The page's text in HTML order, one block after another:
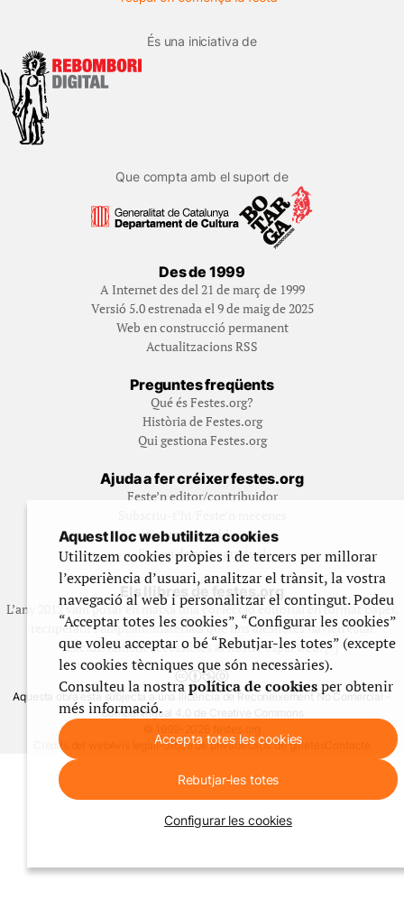
És una iniciativa de
Que compta amb el suport de
Des de 1999
A Internet des del 21 de març de 1999
Versió 5.0 estrenada el 9 de maig de 2025
Web en construcció permanent
Actualitzacions RSS
Preguntes freqüents
Qué és Festes.org?
Història de Festes.org
Qui gestiona Festes.org
Ajuda a fer créixer festes.org
Feste’n editor/contribuidor
Contracta publicitat
Fes un donatiu puntual
Els llibres de festes.org
L’any 2012 vam posar en marxa una col·lecció editorial en format paper,
recuperant i ampliant materials que fins aleshores havien estat
exclusivament accessibles al nostre espai web. [+]
Aquesta obra està subjecta a una llicència de Reconeixement No Comercial -
CompartirIgual 4.0 de Creative Commons
Crèdits del web
Avís legalPolítica de privadesaÚs de galetes
Aquest lloc web utilitza cookies
Utilitzem cookies pròpies i de tercers per millorar
l’experiència d’usuari, analitzar el trànsit, la vostra
navegació al web i personalitzar el contingut. Podeu
“Acceptar totes les cookies”, “Configurar les cookies”
que voleu acceptar o bé “Rebutjar-les totes” (excepte
les cookies tècniques que són necessàries).
Consulteu la nostrapolítica de cookiesper obtenir
més informació.
Accepta totes les cookies
Rebutjar-les totes
Configurar les cookies